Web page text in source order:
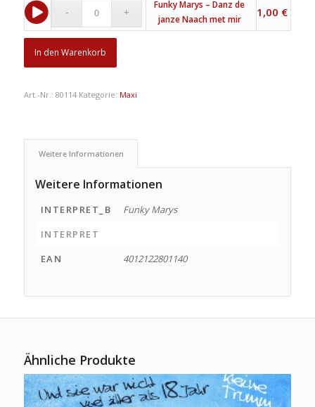
Funky Marys – Danz de
janze Naach met mir
1,00 €
In den Warenkorb
Art.-Nr.: 80114 Kategorie: Maxi
Weitere Informationen
Weitere Informationen
INTERPRET_B
Funky Marys
INTERPRET
EAN
4012122801140
Ähnliche Produkte